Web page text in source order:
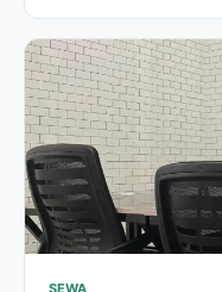
SEWA